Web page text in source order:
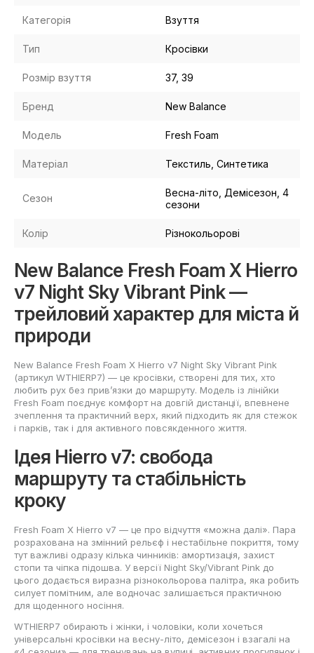
Категорія Взуття
Тип Кросівки
Розмір взуття 37, 39
Бренд New Balance
Модель Fresh Foam
Матеріал Текстиль, Синтетика
Сезон
Весна-літо, Демісезон, 4
сезони
Колір Різнокольорові
New Balance Fresh Foam X Hierro
v7 Night Sky Vibrant Pink —
трейловий характер для міста й
природи
New Balance Fresh Foam X Hierro v7 Night Sky Vibrant Pink
(артикул WTHIERP7) — це кросівки, створені для тих, хто
любить рух без прив’язки до маршруту. Модель із лінійки
Fresh Foam поєднує комфорт на довгій дистанції, впевнене
зчеплення та практичний верх, який підходить як для стежок
і парків, так і для активного повсякденного життя.
Ідея Hierro v7: свобода
маршруту та стабільність
кроку
Fresh Foam X Hierro v7 — це про відчуття «можна далі». Пара
розрахована на змінний рельєф і нестабільне покриття, тому
тут важливі одразу кілька чинників: амортизація, захист
стопи та чіпка підошва. У версії Night Sky/Vibrant Pink до
цього додається виразна різнокольорова палітра, яка робить
силует помітним, але водночас залишається практичною
для щоденного носіння.
WTHIERP7 обирають і жінки, і чоловіки, коли хочеться
універсальні кросівки на весну-літо, демісезон і взагалі на